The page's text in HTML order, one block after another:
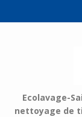
Ecolavage-
nettoyage de